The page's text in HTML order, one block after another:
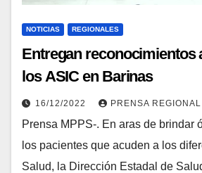
NOTICIAS REGIONALES
Entregan reconocimientos
los ASIC en Barinas
16/12/2022 PRENSA REGIONAL
Prensa MPPS-. En aras de brindar
los pacientes que acuden a los
Salud, la Dirección Estadal de